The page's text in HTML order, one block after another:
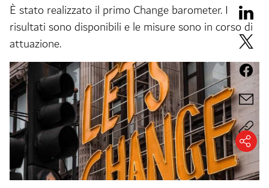
È stato realizzato il primo Change barometer. I
risultati sono disponibili e le misure sono in corso di
attuazione.